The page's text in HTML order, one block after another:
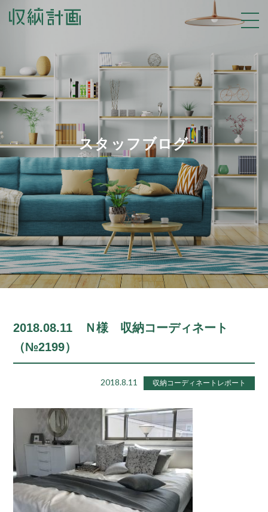
スタッフブログ
2018.08.11 Ｎ様 収納コーディネート
（№2199）
2018.8.11 収納コーディネートレポート